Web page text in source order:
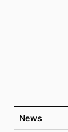
News